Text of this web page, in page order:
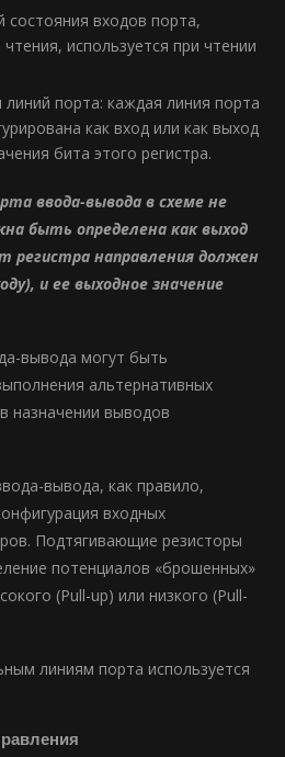
состояния входов порта,
используется при чтении
линий порта: каждая линия порта
как вход или как выход
бита этого регистра.
ввода-вывода в схеме не
быть определена как выход
направления должен
и ее выходное значение
вывода могут быть
альтернативных
назначении выводов
вывода, как правило,
входных
Подтягивающие резисторы
потенциалов «брошенных»
(Pull-up) или низкого (Pull-
линиям порта используется